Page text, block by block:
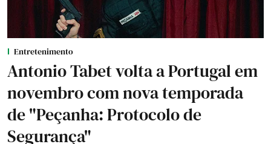
Entretenimento
Antonio Tabet volta a Portugal em
novembro com nova temporada
de "Peçanha: Protocolo de
Segurança"